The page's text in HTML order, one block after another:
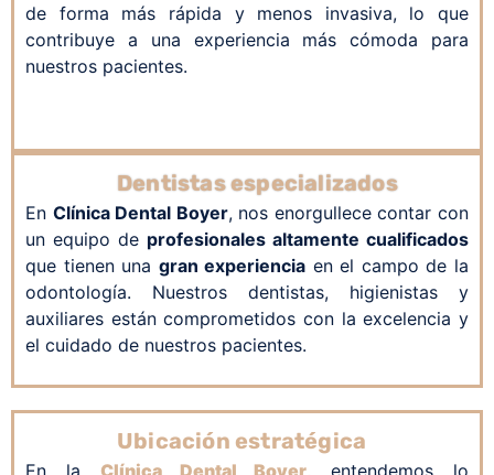
de forma más rápida y menos invasiva, lo que
contribuye a una experiencia más cómoda para
nuestros pacientes.
Dentistas especializados
En Clínica Dental Boyer, nos enorgullece contar con
un equipo de profesionales altamente cualificados
que tienen una gran experiencia en el campo de la
odontología. Nuestros dentistas, higienistas y
auxiliares están comprometidos con la excelencia y
el cuidado de nuestros pacientes.
Ubicación estratégica